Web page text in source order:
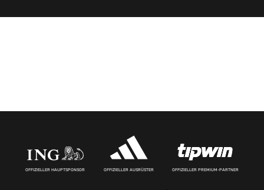
OFFIZIELLER HAUPTSPONSOR OFFIZIELLER AUSRÜSTER OFFIZIELLER PREMIUM-PARTNER